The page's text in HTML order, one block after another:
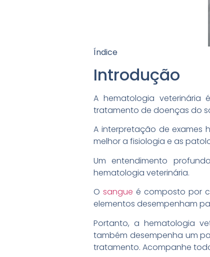
Índice
Introdução
A hematologia
tratamento de doenças do
A interpretação de exames
melhor a fisiologia e as
Um entendimento
hematologia veterinária.
Osangue é composto por
elementos desempenham
Portanto, a hematologia
também desempenha um
tratamento. Acompanhe